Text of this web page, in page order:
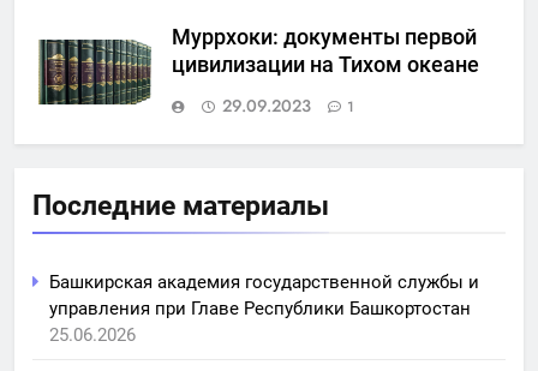
Муррхоки: документы первой
цивилизации на Тихом океане
29.09.2023
1
Последние материалы
Башкирская академия государственной службы и
управления при Главе Республики Башкортостан
25.06.2026